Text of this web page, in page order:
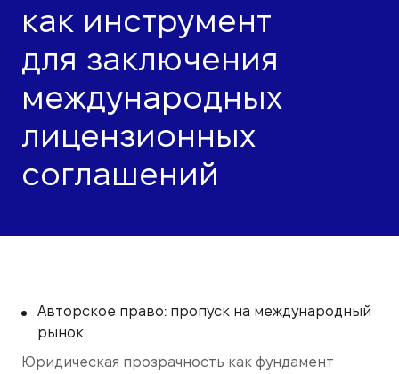
как инструмент
для заключения
международных
лицензионных
соглашений
Авторское право: пропуск на международный
рынок
Юридическая прозрачность как фундамент